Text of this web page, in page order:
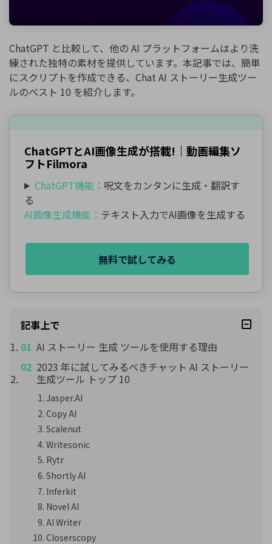
ChatGPT と比較して、他の AI プラットフォームはより洗
練された独特の素材を提供しています。本記事では、簡単
にスクリプトを作成できる、Chat AI ストーリー生成ツー
ルのベスト 10 を紹介します。
ChatGPTとAI画像生成が搭載!｜動画編集ソ
フトFilmora
ChatGPT機能： 呪文をカンタンに生成・翻訳す
る
AI画像生成機能： テキスト入力でAI画像を生成する
無料で試してみる
記事上で
AI ストーリー 生成 ツールを使用する理由
2023 年に試してみるべきチャット AI ストーリー
生成ツール トップ 10
Jasper.AI
Copy AI
Scalenut
Writesonic
Rytr
Shortly AI
Inferkit
Novel AI
AI Writer
Closerscopy